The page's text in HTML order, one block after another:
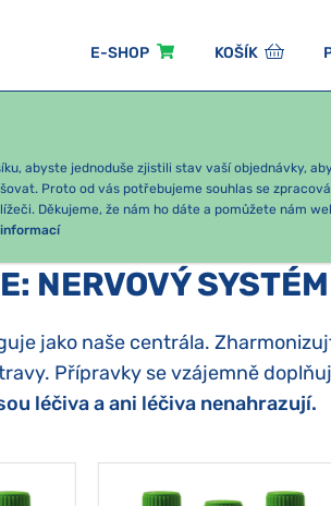
E-SHOP KOŠÍK
abyste jednoduše zjistili stav vaší objednávky,
Proto od vás potřebujeme souhlas se
Děkujeme, že nám ho dáte a pomůžete nám
: NERVOVÝ SYSTÉM
jako naše centrála.
Přípravky se vzájemně
léčiva a ani léčiva nenahrazují.